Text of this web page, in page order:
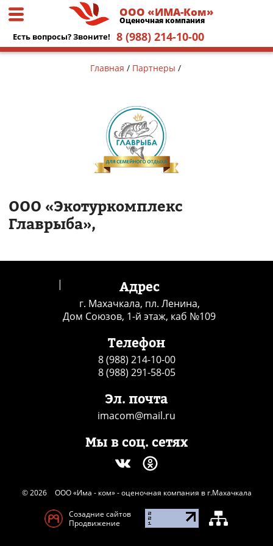
ООО «ИМА-Ком»
Оценочная компания
Есть вопросы? Звоните! 8 (988) 214-10-00
Главная / Партнеры /
ООО «Экотуркомплекс
Главрыба»,
| Адрес
г. Махачкала, пл. Ленина,
Дом Союзов, 1-й этаж, каб №109
Телефон
8 (988) 214-10-00
8 (988) 291-58-05
Эл. почта
imacom@mail.ru
Мы в соц. сетях
© 2026 ООО «Има - ком» - оценочная компания в г.Махачкала
Созадние сайтов
Продвижение